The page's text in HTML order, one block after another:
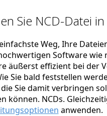
Sie NCD-Datei
Weg, Ihre
Software wie
äußerst effizient bei der
Sie bald feststellen
Sie damit verbringen
können. NCDs.
anwenden.